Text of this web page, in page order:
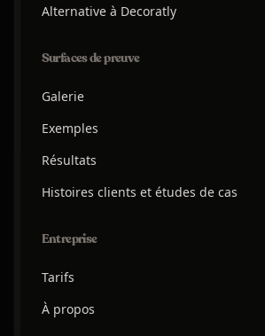
Alternative à Decoratly
Surfaces de preuve
Galerie
Exemples
Résultats
Histoires clients et études de cas
Entreprise
Tarifs
À propos